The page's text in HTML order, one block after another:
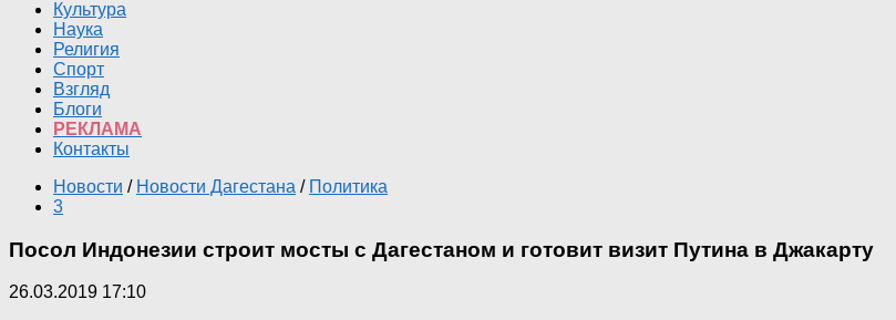
Культура
Наука
Религия
Спорт
Взгляд
Блоги
РЕКЛАМА
Контакты
Новости / Новости Дагестана / Политика
3
Посол Индонезии строит мосты с Дагестаном и готовит визит Путина в Джакарту
26.03.2019 17:10